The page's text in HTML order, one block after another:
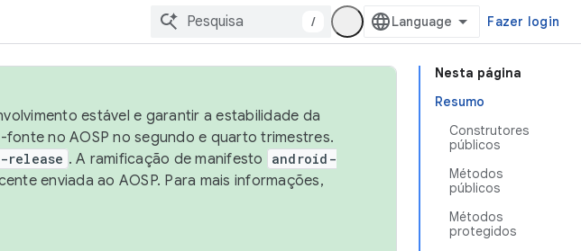
/ Fazer login
Nesta página
Resumo
Construtores
públicos
Métodos
públicos
Métodos
protegidos
estável e garantir a estabilidade da
no AOSP no segundo e quarto trimestres.
. A ramificação de manifesto
android-
enviada ao AOSP. Para mais informações,